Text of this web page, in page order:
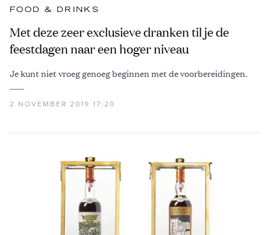
FOOD & DRINKS
Met deze zeer exclusieve dranken til je de
feestdagen naar een hoger niveau
Je kunt niet vroeg genoeg beginnen met de voorbereidingen.
2 NOVEMBER 2019 17:20